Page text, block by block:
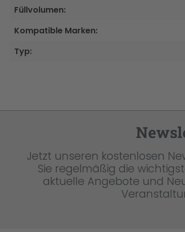
Füllvolumen:
Kompatible Marken:
Typ:
Jetzt unseren kostenlosen
Sie regelmäßig die
aktuelle Angebote und